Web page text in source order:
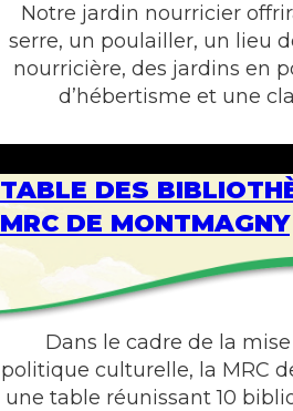
Notre jardin nourricier
serre, un poulailler, un lieu
nourricière, des jardins en
d’hébertisme et une
TABLE DES
MRC DE MONTMAGNY
Dans le cadre de la
politique culturelle, la MRC
une table réunissant 10